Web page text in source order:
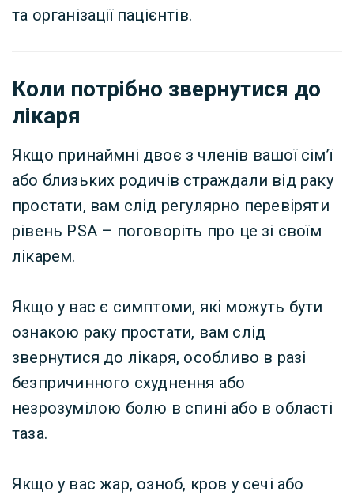
та організації пацієнтів.
Коли потрібно звернутися до
лікаря
Якщо принаймні двоє з членів вашої сім’ї
або близьких родичів страждали від раку
простати, вам слід регулярно перевіряти
рівень PSA – поговоріть про це зі своїм
лікарем.
Якщо у вас є симптоми, які можуть бути
ознакою раку простати, вам слід
звернутися до лікаря, особливо в разі
безпричинного схуднення або
незрозумілою болю в спині або в області
таза.
Якщо у вас жар, озноб, кров у сечі або